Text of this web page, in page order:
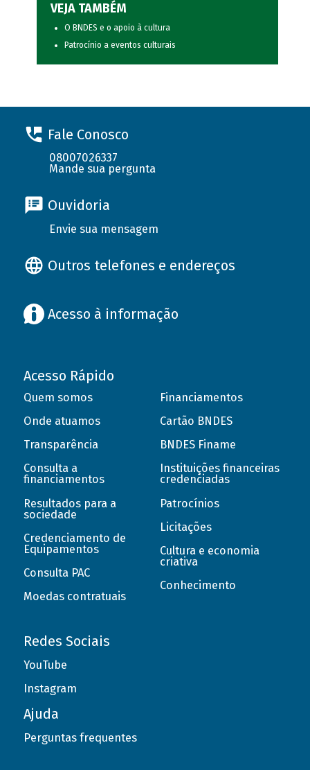
VEJA TAMBÉM
O BNDES e o apoio à cultura
Patrocínio a eventos culturais
Fale Conosco
08007026337
Mande sua pergunta
Ouvidoria
Envie sua mensagem
Outros telefones e endereços
Acesso à informação
Acesso Rápido
Quem somos
Onde atuamos
Transparência
Consulta a
financiamentos
Resultados para a
sociedade
Credenciamento de
Equipamentos
Consulta PAC
Moedas contratuais
Financiamentos
Cartão BNDES
BNDES Finame
Instituições financeiras
credenciadas
Patrocínios
Licitações
Cultura e economia
criativa
Conhecimento
Redes Sociais
YouTube
Instagram
Ajuda
Perguntas frequentes